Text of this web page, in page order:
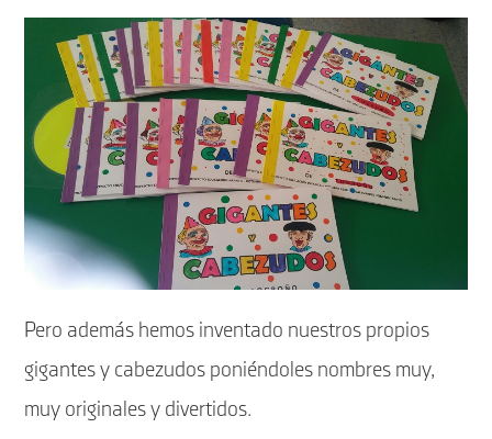
Pero además hemos inventado nuestros propios
gigantes y cabezudos poniéndoles nombres muy,
muy originales y divertidos.